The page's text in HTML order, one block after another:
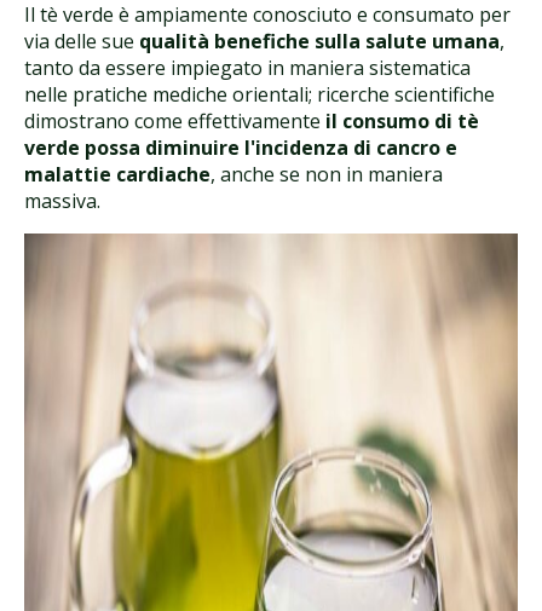
Il tè verde è ampiamente conosciuto e consumato per
via delle sue qualità benefiche sulla salute umana,
tanto da essere impiegato in maniera sistematica
nelle pratiche mediche orientali; ricerche scientifiche
dimostrano come effettivamente il consumo di tè
verde possa diminuire l'incidenza di cancro e
malattie cardiache, anche se non in maniera
massiva.